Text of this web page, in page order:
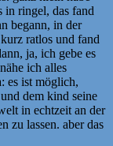
in ringel, das fand
begann, in der
ratlos und fand
ja, ich gebe es
ich alles
es ist möglich,
dem kind seine
in echtzeit an der
zu lassen. aber das